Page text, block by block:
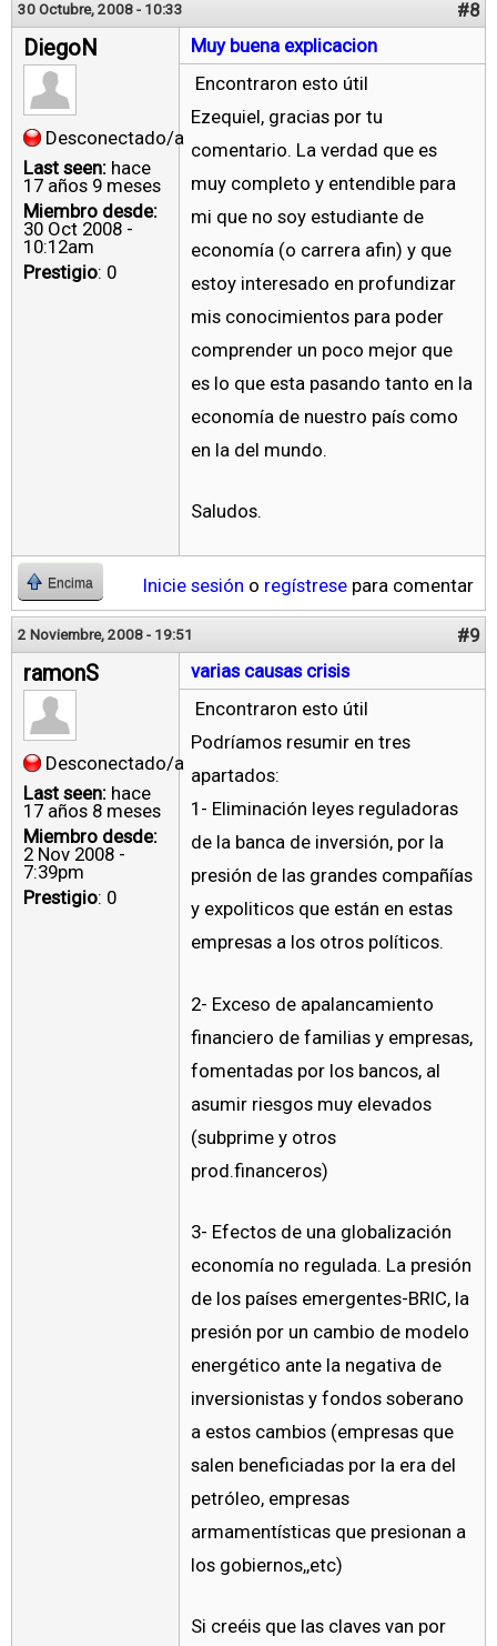
30 Octubre, 2008 - 10:33 #8
DiegoN
Desconectado/a
Last seen: hace
17 años 9 meses
Miembro desde:
30 Oct 2008 -
10:12am
Prestigio: 0
Muy buena explicacion
Encontraron esto útil
Ezequiel, gracias por tu
comentario. La verdad que es
muy completo y entendible para
mi que no soy estudiante de
economía (o carrera afin) y que
estoy interesado en profundizar
mis conocimientos para poder
comprender un poco mejor que
es lo que esta pasando tanto en la
economía de nuestro país como
en la del mundo.
Saludos.
Encima Inicie sesión o regístrese para comentar
2 Noviembre, 2008 - 19:51 #9
ramonS
Desconectado/a
Last seen: hace
17 años 8 meses
Miembro desde:
2 Nov 2008 -
7:39pm
Prestigio: 0
varias causas crisis
Encontraron esto útil
Podríamos resumir en tres
apartados:
1- Eliminación leyes reguladoras
de la banca de inversión, por la
presión de las grandes compañías
y expoliticos que están en estas
empresas a los otros políticos.
2- Exceso de apalancamiento
financiero de familias y empresas,
fomentadas por los bancos, al
asumir riesgos muy elevados
(subprime y otros
prod.financeros)
3- Efectos de una globalización
economía no regulada. La presión
de los países emergentes-BRIC, la
presión por un cambio de modelo
energético ante la negativa de
inversionistas y fondos soberano
a estos cambios (empresas que
salen beneficiadas por la era del
petróleo, empresas
armamentísticas que presionan a
los gobiernos,,etc)
Si creéis que las claves van por